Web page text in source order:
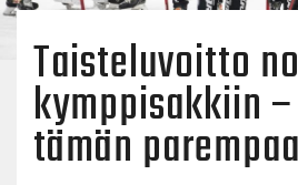
Taisteluvoitto
kymppisakkiin
tämän